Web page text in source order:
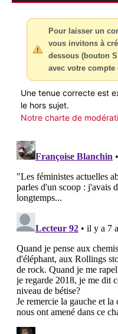
Pour laisser un
vous invitons à
dessous (bouton
avec votre compte
Une tenue correcte est
le hors sujet.
Notre charte de